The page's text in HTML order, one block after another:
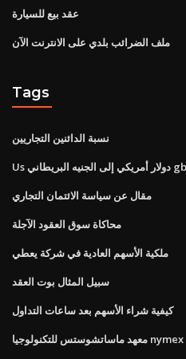
عقد بيع للسيارة
ملف الضرائب بلدي على الانترنت الآن
Tags
نسبة الدائنين التجاريين
مقال عن سياسة الائتمان التجاري
محاكاة سوق العقود الآجلة
ملكية الأسهم العادية في شركة يعطي
سبيل المثال بوت العقد
كيفية شراء الأسهم بعد ساعات التداول